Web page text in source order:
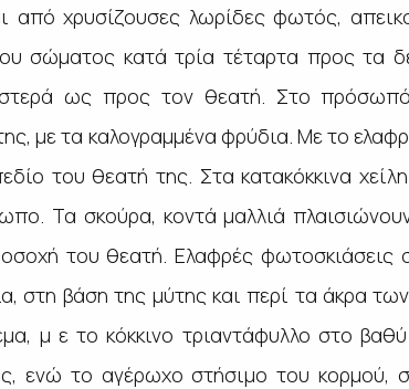
από χρυσίζουσες λωρίδες φωτός,
σώματος κατά τρία τέταρτα προς τα
ως προς τον θεατή. Στο
με τα καλογραμμένα φρύδια. Με το
του θεατή της. Στα κατακόκκινα χείλη
Τα σκούρα, κοντά μαλλιά
του θεατή. Ελαφρές φωτοσκιάσεις
βάση της μύτης και περί τα άκρα
μ ε το κόκκινο τριαντάφυλλο στο βαθύ
ενώ το αγέρωχο στήσιμο του κορμού,